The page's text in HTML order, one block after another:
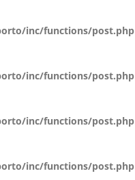
inc/functions/post.php
inc/functions/post.php
inc/functions/post.php
inc/functions/post.php